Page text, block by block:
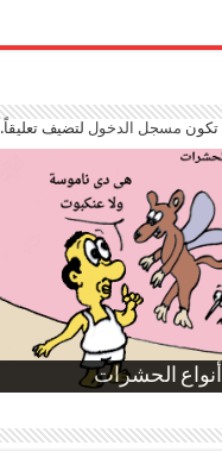
مسجل الدخوللتضيف تعليقاً.
الحشرات
ارتفاع الأسعار
الطلاق في مصر